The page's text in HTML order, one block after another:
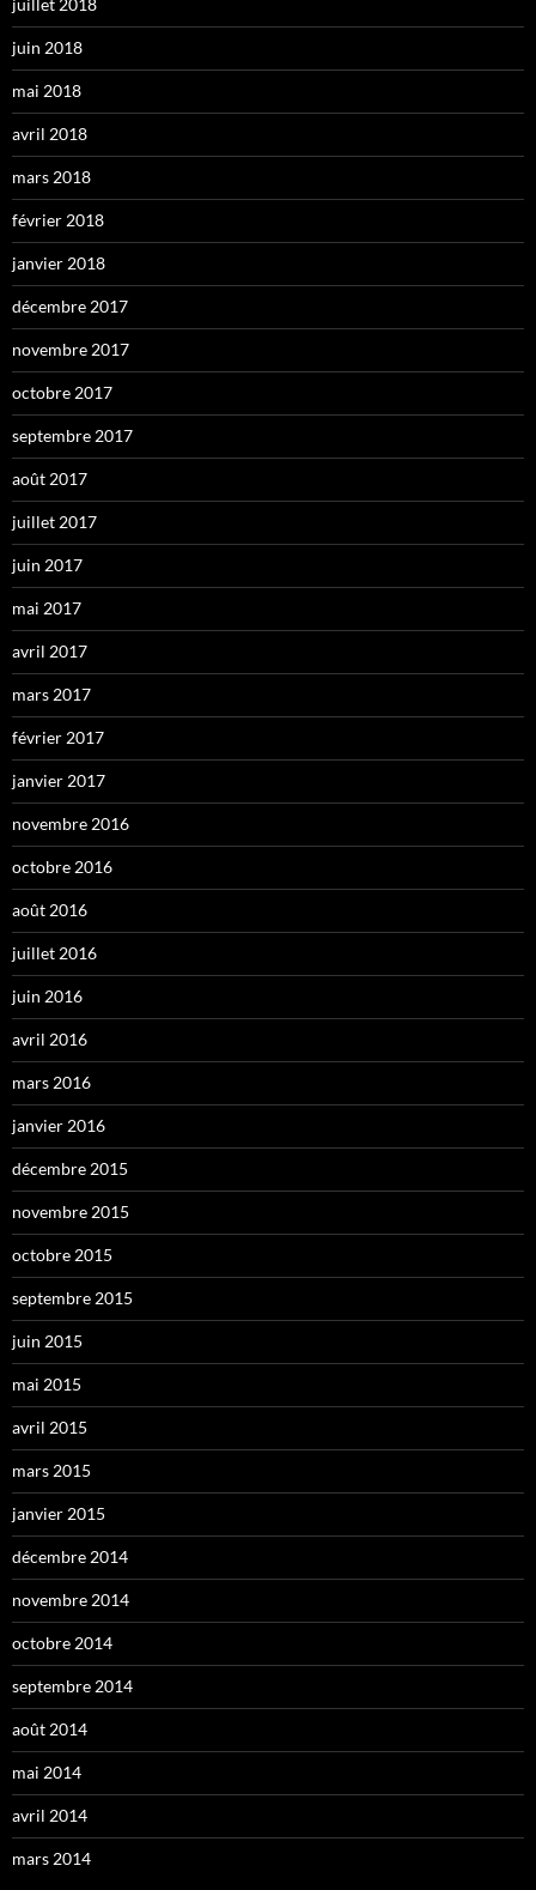
juillet 2018
juin 2018
mai 2018
avril 2018
mars 2018
février 2018
janvier 2018
décembre 2017
novembre 2017
octobre 2017
septembre 2017
août 2017
juillet 2017
juin 2017
mai 2017
avril 2017
mars 2017
février 2017
janvier 2017
novembre 2016
octobre 2016
août 2016
juillet 2016
juin 2016
avril 2016
mars 2016
janvier 2016
décembre 2015
novembre 2015
octobre 2015
septembre 2015
juin 2015
mai 2015
avril 2015
mars 2015
janvier 2015
décembre 2014
novembre 2014
octobre 2014
septembre 2014
août 2014
mai 2014
avril 2014
mars 2014